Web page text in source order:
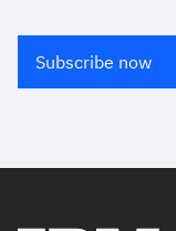
Subscribe now